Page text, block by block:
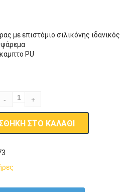
με επιστόμιο σιλικόνης ιδανικός
ψάρεμα
PU
ΣΤΟ ΚΑΛΆΘΙ